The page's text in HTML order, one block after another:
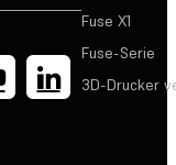
Fuse X1
Fuse-Serie
3D-Drucker